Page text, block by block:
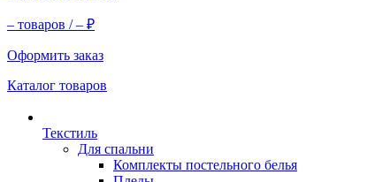
– товаров /– ₽
Оформить заказ
Каталог товаров
Текстиль
Для спальни
Комплекты постельного белья